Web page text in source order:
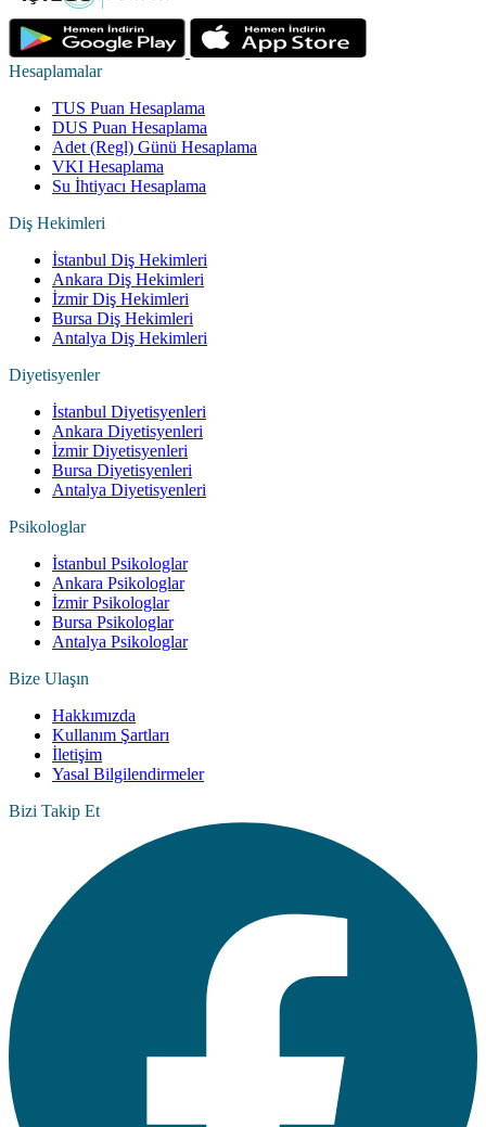
Hesaplamalar
TUS Puan Hesaplama
DUS Puan Hesaplama
Adet (Regl) Günü Hesaplama
VKI Hesaplama
Su İhtiyacı Hesaplama
Diş Hekimleri
İstanbul Diş Hekimleri
Ankara Diş Hekimleri
İzmir Diş Hekimleri
Bursa Diş Hekimleri
Antalya Diş Hekimleri
Diyetisyenler
İstanbul Diyetisyenleri
Ankara Diyetisyenleri
İzmir Diyetisyenleri
Bursa Diyetisyenleri
Antalya Diyetisyenleri
Psikologlar
İstanbul Psikologlar
Ankara Psikologlar
İzmir Psikologlar
Bursa Psikologlar
Antalya Psikologlar
Bize Ulaşın
Hakkımızda
Kullanım Şartları
İletişim
Yasal Bilgilendirmeler
Bizi Takip Et